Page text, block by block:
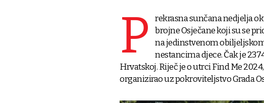
P
rekrasna sunčana nedjelja
brojne Osječane koji su se
na jedinstvenom
nestancima djece. Čak je
Hrvatskoj. Riječ je o utrci Find Me
organizirao uz pokroviteljstvo Grada